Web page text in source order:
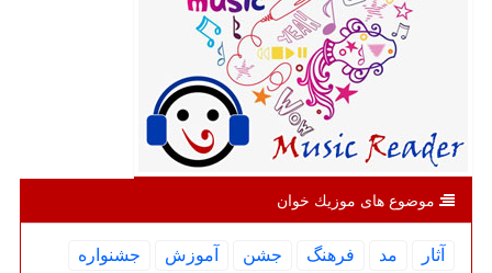
موضوع های موزیك خوان
آثار مد فرهنگ جشن آموزش
جشنواره